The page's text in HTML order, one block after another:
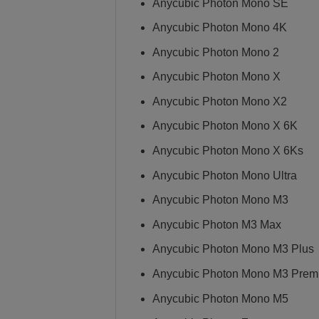
Anycubic Photon Mono SE
Anycubic Photon Mono 4K
Anycubic Photon Mono 2
Anycubic Photon Mono X
Anycubic Photon Mono X2
Anycubic Photon Mono X 6K
Anycubic Photon Mono X 6Ks
Anycubic Photon Mono Ultra
Anycubic Photon Mono M3
Anycubic Photon M3 Max
Anycubic Photon Mono M3 Plus
Anycubic Photon Mono M3
Anycubic Photon Mono M5